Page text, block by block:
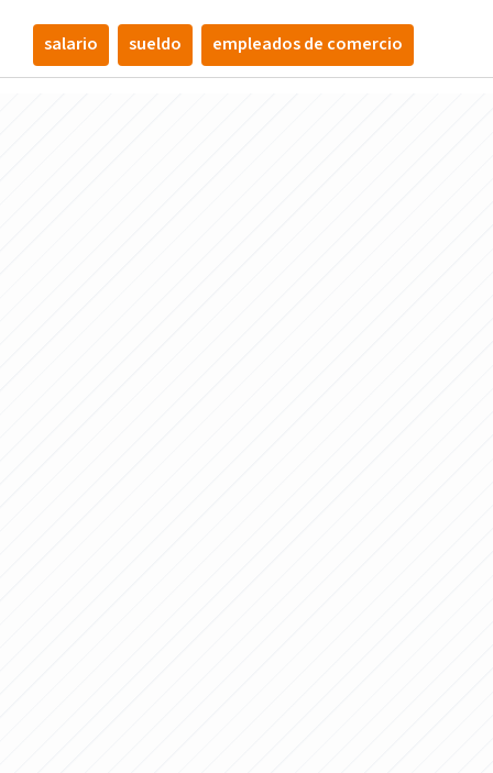
salario sueldo empleados de comercio